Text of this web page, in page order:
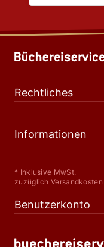
Rechtliches
Informationen
* Inklusive MwSt.
zuzüglich Versandkosten
Benutzerkonto